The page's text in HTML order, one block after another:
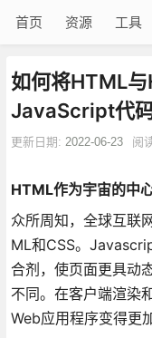
首页 资源 工具
如何将HTML
JavaScript代
更新日期: 2022-06-23 阅
HTML作为宇宙的中
众所周知，全球互联
ML和CSS。
合剂，使页面更具动
不同。在客户端渲染
Web应用程序变得更